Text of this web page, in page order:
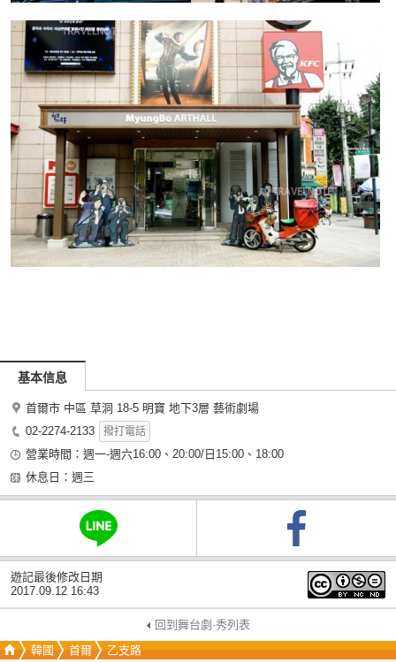
基本信息
首爾市 中區 草洞 18-5 明寶 地下3層 藝術劇場
02-2274-2133
撥打電話
營業時間：週一-週六16:00、20:00/日15:00、18:00
休息日：週三
遊記最後修改日期
2017.09.12 16:43
回到舞台劇·秀列表
韓國
首爾 乙支路